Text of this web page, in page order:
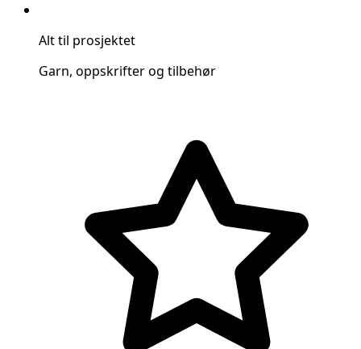
Alt til prosjektet
Garn, oppskrifter og tilbehør